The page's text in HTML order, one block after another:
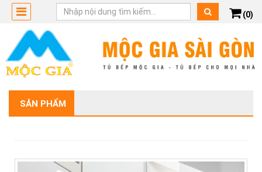
(0)
SẢN PHẨM